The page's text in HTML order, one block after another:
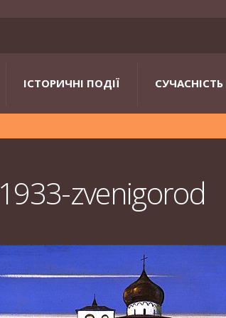
ІСТОРИЧНІ ПОДІЇ СУЧАСНІСТЬ
1933-zvenigorod